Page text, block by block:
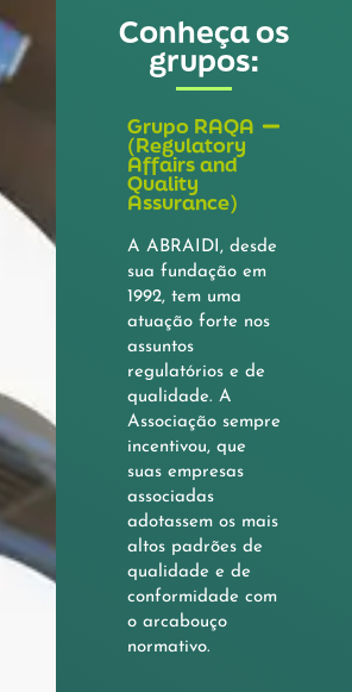
Conheça os
grupos:
Grupo RAQA
(Regulatory
Affairs and
Quality
Assurance)
A ABRAIDI, desde
sua fundação em
1992, tem uma
atuação forte nos
assuntos
regulatórios e de
qualidade. A
Associação sempre
incentivou, que
suas empresas
associadas
adotassem os mais
altos padrões de
qualidade e de
conformidade com
o arcabouço
normativo.